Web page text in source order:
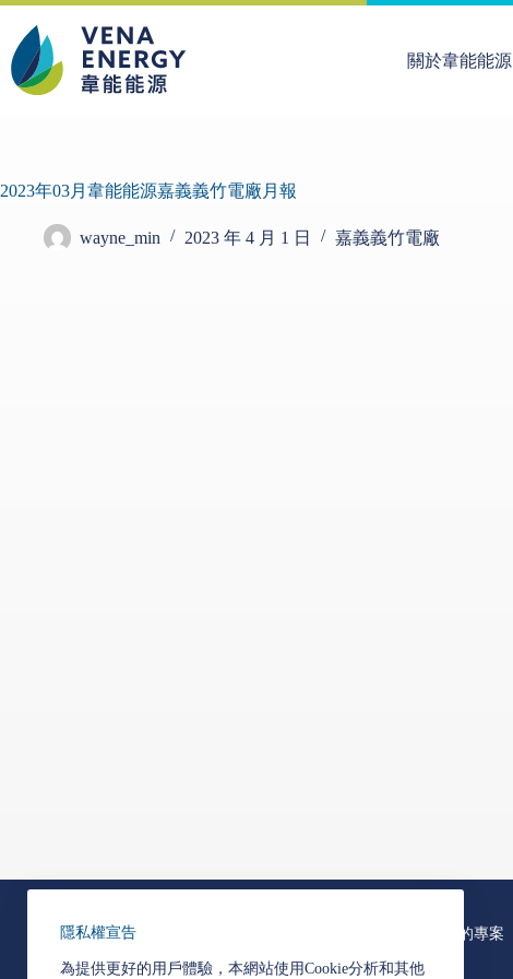
隱私權宣告
為提供更好的用戶體驗，本網站使用Cookie分析和其他
關於韋能能源
2023年03月韋能能源嘉義義竹電廠月報
wayne_min 2023 年 4 月 1 日 嘉義義竹電廠
我們的專案